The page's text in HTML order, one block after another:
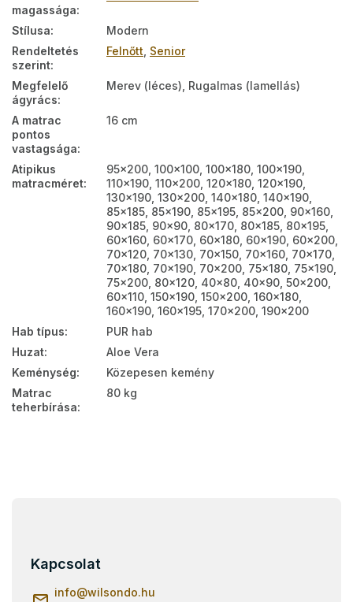
magassága:
Stílusa:
Modern
Rendeltetés
szerint:
Felnőtt Senior
Megfelelő
ágyrács:
Merev (léces), Rugalmas (lamellás)
A matrac
pontos
vastagsága:
16 cm
Atipikus
matracméret:
95x200, 100x100, 100x180, 100x190,
110x190, 110x200, 120x180, 120x190,
130x190, 130x200, 140x180, 140x190,
85x185, 85x190, 85x195, 85x200, 90x160,
90x185, 90x90, 80x170, 80x185, 80x195,
60x160, 60x170, 60x180, 60x190, 60x200,
70x120, 70x130, 70x150, 70x160, 70x170,
70x180, 70x190, 70x200, 75x180, 75x190,
75x200, 80x120, 40x80, 40x90, 50x200,
60x110, 150x190, 150x200, 160x180,
160x190, 160x195, 170x200, 190x200
Hab típus:
PUR hab
Huzat:
Aloe Vera
Keménység:
Közepesen kemény
Matrac
teherbírása:
80 kg
Kapcsolat
info@wilsondo.hu